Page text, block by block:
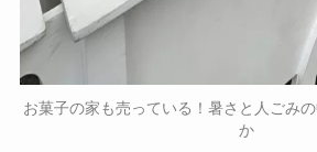
お菓子の家も売っている！暑さと人ごみ
か